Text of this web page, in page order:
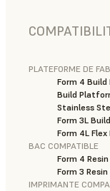
PLATEFORME DE
Form 4
Build
Stainless
Form 3L
Form 4L
BAC COMPATIBLE
Form 4
Form 3 Resin
IMPRIMANTE